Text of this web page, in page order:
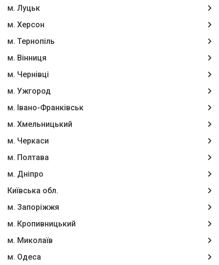
м. Луцьк
м. Херсон
м. Тернопіль
м. Вінниця
м. Чернівці
м. Ужгород
м. Івано-Франківськ
м. Хмельницький
м. Черкаси
м. Полтава
м. Дніпро
Київська обл.
м. Запоріжжя
м. Кропивницький
м. Миколаїв
м. Одеса